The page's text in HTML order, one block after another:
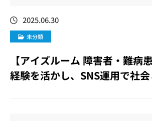
2025.06.30
未分類
【アイズルーム 障害者・難病
経験を活かし、SNS運用で社会